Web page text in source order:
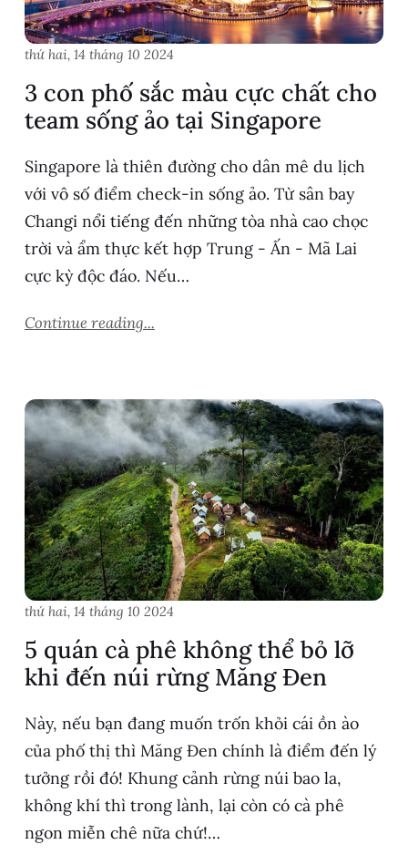
thứ hai, 14 tháng 10 2024
3 con phố sắc màu cực chất cho
team sống ảo tại Singapore
Singapore là thiên đường cho dân mê du lịch
với vô số điểm check-in sống ảo. Từ sân bay
Changi nổi tiếng đến những tòa nhà cao chọc
trời và ẩm thực kết hợp Trung - Ấn - Mã Lai
cực kỳ độc đáo. Nếu…
Continue reading...
thứ hai, 14 tháng 10 2024
5 quán cà phê không thể bỏ lỡ
khi đến núi rừng Măng Đen
Này, nếu bạn đang muốn trốn khỏi cái ồn ào
của phố thị thì Măng Đen chính là điểm đến lý
tưởng rồi đó! Khung cảnh rừng núi bao la,
không khí thì trong lành, lại còn có cà phê
ngon miễn chê nữa chứ!…